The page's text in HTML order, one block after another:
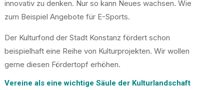
innovativ zu denken. Nur so kann Neues wachsen. Wie
zum Beispiel Angebote für E-Sports.
Der Kulturfond der Stadt Konstanz fördert schon
beispielhaft eine Reihe von Kulturprojekten. Wir wollen
gerne diesen Fördertopf erhöhen.
Vereine als eine wichtige Säule der Kulturlandschaft